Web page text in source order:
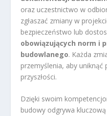
oraz uczestnictwo w
zgłaszać zmiany w
bezpieczeństwo lub
obowiązujących norm i
budowlanego. Każda
przemyślenia, aby
przyszłości.
Dzięki swoim
budowy odgrywa